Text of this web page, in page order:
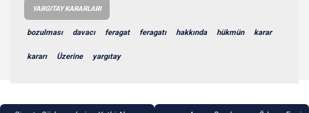
YARGITAY KARARLARI
bozulması davacı feragat feragatı hakkında hükmün karar
kararı Üzerine yargıtay